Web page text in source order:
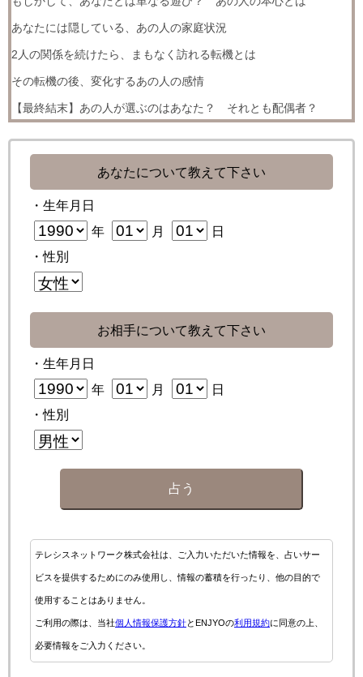
あなたには隠している、あの人の家庭状況
2人の関係を続けたら、まもなく訪れる転機とは
その転機の後、変化するあの人の感情
【最終結末】あの人が選ぶのはあなた？ それとも配偶者？
あなたについて教えて下さい
・生年月日
年 月
日
・性別
お相手について教えて下さい
・生年月日
年 月
日
・性別
占う
テレシスネットワーク株式会社は、ご入力いただいた情報を、占いサー
ビスを提供するためにのみ使用し、情報の蓄積を行ったり、他の目的で
使用することはありません。
ご利用の際は、当社個人情報保護方針とENJYOの利用規約に同意の上、
必要情報をご入力ください。